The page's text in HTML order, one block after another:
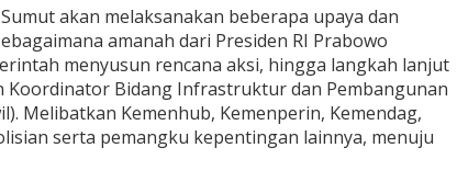
akan melaksanakan beberapa upaya dan
amanah dari Presiden RI Prabowo
menyusun rencana aksi, hingga langkah lanjut
Koordinator Bidang Infrastruktur dan Pembangunan
Melibatkan Kemenhub, Kemenperin, Kemendag,
serta pemangku kepentingan lainnya, menuju